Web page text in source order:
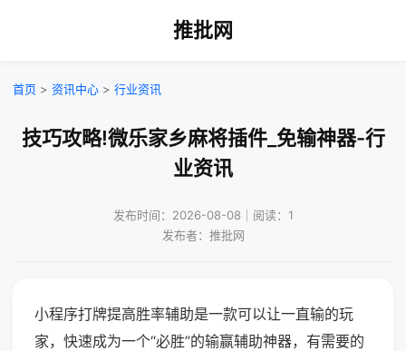
推批网
首页 > 资讯中心 > 行业资讯
技巧攻略!微乐家乡麻将插件_免输神器-行
业资讯
发布时间：2026-08-08｜阅读：1
发布者：推批网
小程序打牌提高胜率辅助是一款可以让一直输的玩
家，快速成为一个“必胜”的输赢辅助神器，有需要的